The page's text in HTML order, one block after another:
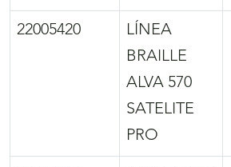
22005420
LÍNEA
BRAILLE
ALVA 570
SATELITE
PRO